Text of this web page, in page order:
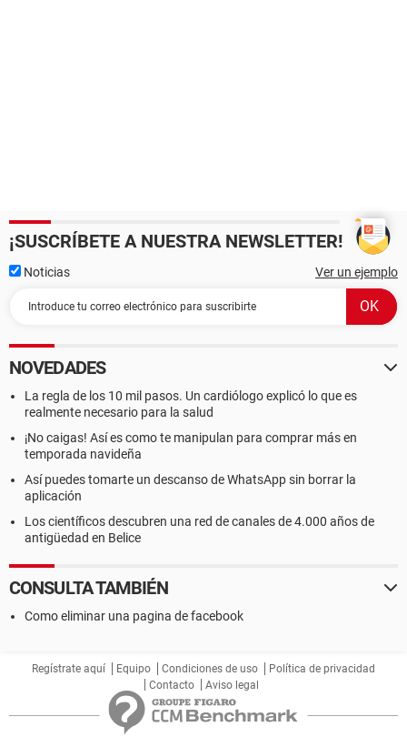
¡SUSCRÍBETE A NUESTRA NEWSLETTER!
Noticias Ver un ejemplo
NOVEDADES
La regla de los 10 mil pasos. Un cardiólogo explicó lo que es
realmente necesario para la salud
¡No caigas! Así es como te manipulan para comprar más en
temporada navideña
Así puedes tomarte un descanso de WhatsApp sin borrar la
aplicación
Los científicos descubren una red de canales de 4.000 años de
antigüedad en Belice
CONSULTA TAMBIÉN
Como eliminar una pagina de facebook
Regístrate aquí Equipo Condiciones de uso
Política de privacidad
Contacto
Aviso legal